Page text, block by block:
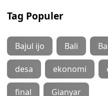
Tag Populer
Bajul ijo Bali
desa ekonomi
final Gianyar